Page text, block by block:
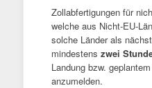
Zollabfertigungen für
welche aus Nicht-EU-
solche Länder als
mindestens zwei
Landung bzw.
anzumelden.